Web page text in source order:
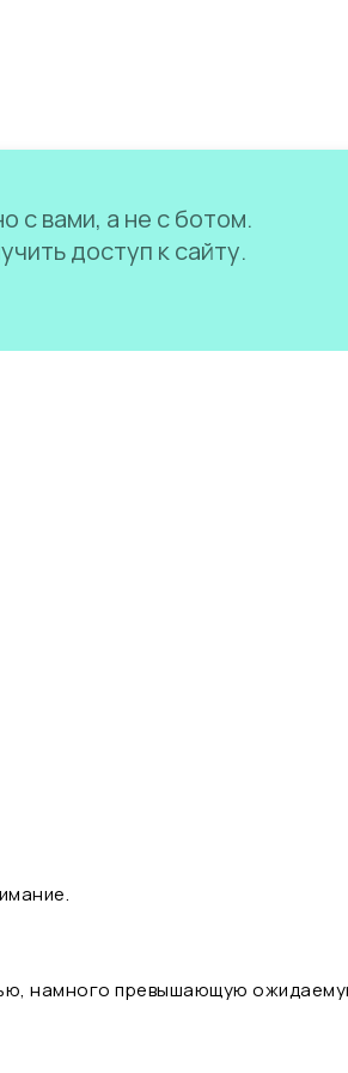
с вами, а не с ботом.
доступ к сайту.
намного превышающую